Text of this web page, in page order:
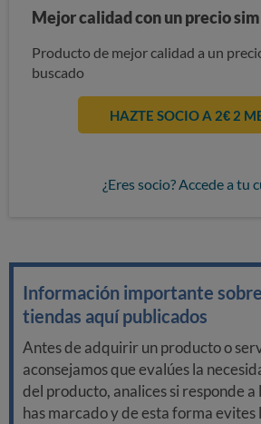
Mejor calidad con un precio
Producto de mejor calidad a un
buscado
HAZTE SOCIO A 2€ 2
¿Eres socio? Accede a tu
Información importante
tiendas aquí publicados
Antes de adquirir un producto o
aconsejamos que evalúes la
del producto, analices si responde
has marcado y de esta forma evites